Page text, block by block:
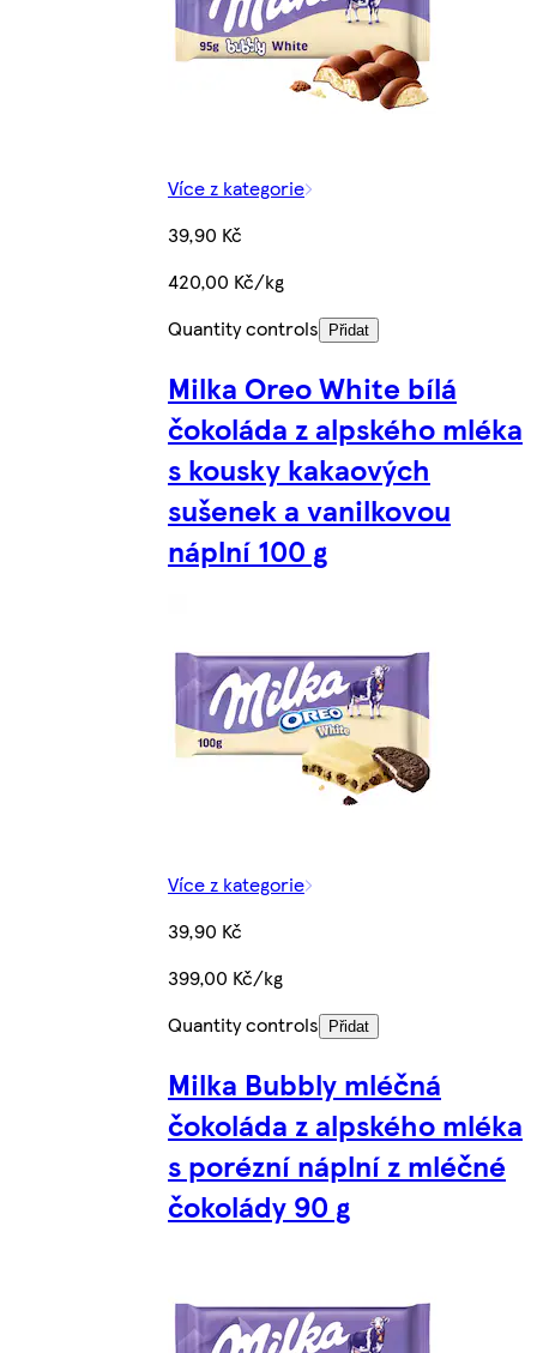
Více z kategorie
39,90 Kč
420,00 Kč/kg
Quantity controls
Přidat
Milka Oreo White bílá
čokoláda z alpského mléka
s kousky kakaových
sušenek a vanilkovou
náplní 100 g
Více z kategorie
39,90 Kč
399,00 Kč/kg
Quantity controls
Přidat
Milka Bubbly mléčná
čokoláda z alpského mléka
s porézní náplní z mléčné
čokolády 90 g